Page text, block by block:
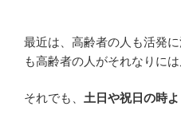
最近は、高齢者の人も活発
も高齢者の人がそれなりには
それでも、 土日や祝日の時